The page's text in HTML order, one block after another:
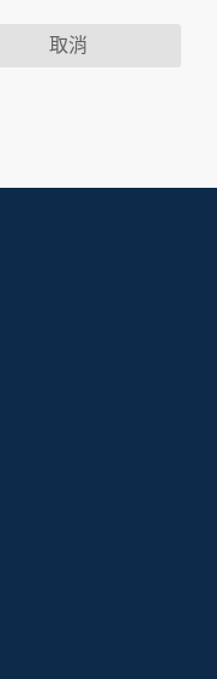
意公開個人資料的行
徑，包括您使用連線
、瀏覽及點選資料記
，此記錄為內部應
調查內容進行統計與
現，除供內部研究
產品、服務、活動或
，本網站也可以從商
、行業等相關資料，
，我們即取得您的資
相關資料，當您註冊
取消